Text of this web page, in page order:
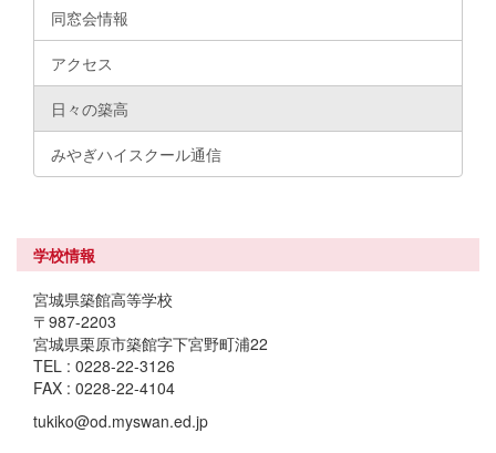
同窓会情報
アクセス
日々の築高
みやぎハイスクール通信
学校情報
宮城県築館高等学校
〒987-2203
宮城県栗原市築館字下宮野町浦22
TEL : 0228-22-3126
FAX : 0228-22-4104
tukiko@od.myswan.ed.jp